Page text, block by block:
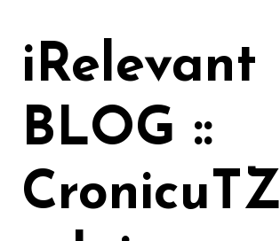
conținut
iRelevant
BLOG ::
CronicuTZ